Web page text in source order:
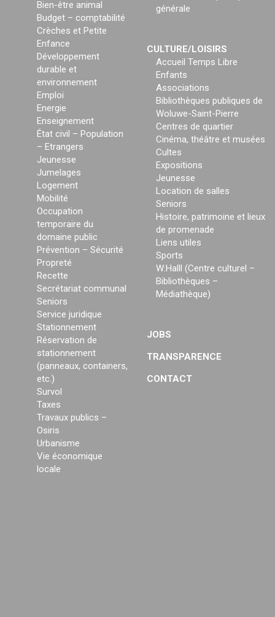
Bien-être animal
Budget – comptabilité
Crèches et Petite
Enfance
Développement
durable et
environnement
Emploi
Energie
Enseignement
État civil – Population
– Etrangers
Jeunesse
Jumelages
Logement
Mobilité
Occupation
temporaire du
domaine public
Prévention – Sécurité
Propreté
Recette
Secrétariat communal
Seniors
Service juridique
Stationnement
Réservation de
stationnement
(panneaux, containers,
etc.)
Survol
Taxes
Travaux publics –
Osiris
Urbanisme
Vie économique
locale
générale
CULTURE/LOISIRS
Accueil Temps Libre
Enfants
Associations
Bibliothèques publiques de
Woluwe-Saint-Pierre
Centres de quartier
Cinéma, théâtre et musées
Cultes
Expositions
Jeunesse
Location de salles
Seniors
Histoire, patrimoine et lieux
de promenade
Liens utiles
Sports
W:Halll (Centre culturel –
Bibliothèques –
Médiathèque)
JOBS
TRANSPARENCE
CONTACT